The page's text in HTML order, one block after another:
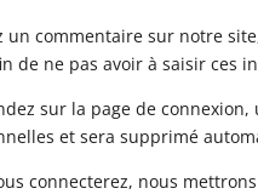
un commentaire sur notre
de ne pas avoir à saisir ces
sur la page de
et sera supprimé
connecterez, nous